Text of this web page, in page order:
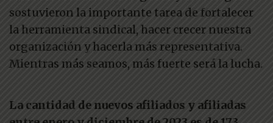
sostuvieron la importante tarea de fortalecer
la herramienta sindical, hacer crecer nuestra
organización y hacerla más representativa.
Mientras más seamos, más fuerte será la lucha.
La cantidad de nuevos afiliados y afiliadas